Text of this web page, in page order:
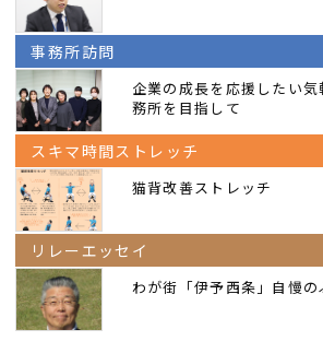
事務所訪問
企業の成長を応援したい
務所を目指して
スキマ時間ストレッチ
猫背改善ストレッチ
リレーエッセイ
わが街「伊予西条」自慢の